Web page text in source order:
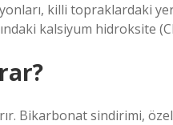
killi topraklardaki
kalsiyum hidroksite
Bikarbonat sindirimi,